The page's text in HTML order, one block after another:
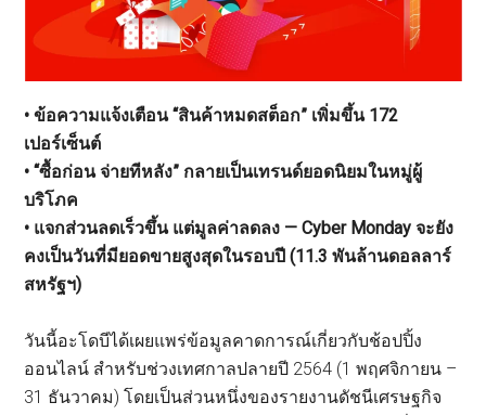
• ข้อความแจ้งเตือน “สินค้าหมดสต็อก” เพิ่มขึ้น 172
เปอร์เซ็นต์
• “ซื้อก่อน จ่ายทีหลัง” กลายเป็นเทรนด์ยอดนิยมในหมู่ผู้
บริโภค
• แจกส่วนลดเร็วขึ้น แต่มูลค่าลดลง — Cyber Monday จะยัง
คงเป็นวันที่มียอดขายสูงสุดในรอบปี (11.3 พันล้านดอลลาร์
สหรัฐฯ)
วันนี้อะโดบีได้เผยแพร่ข้อมูลคาดการณ์เกี่ยวกับช้อปปิ้ง
ออนไลน์ สำหรับช่วงเทศกาลปลายปี 2564 (1 พฤศจิกายน –
31 ธันวาคม) โดยเป็นส่วนหนึ่งของรายงานดัชนีเศรษฐกิจ